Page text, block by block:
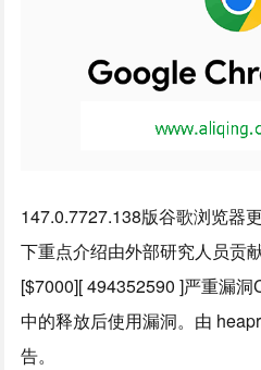
147.0.7727.138版谷歌浏览器
下重点介绍由外部研究人员贡
[$7000][ 494352590 ]严重漏
中的释放后使用漏洞。由
告。